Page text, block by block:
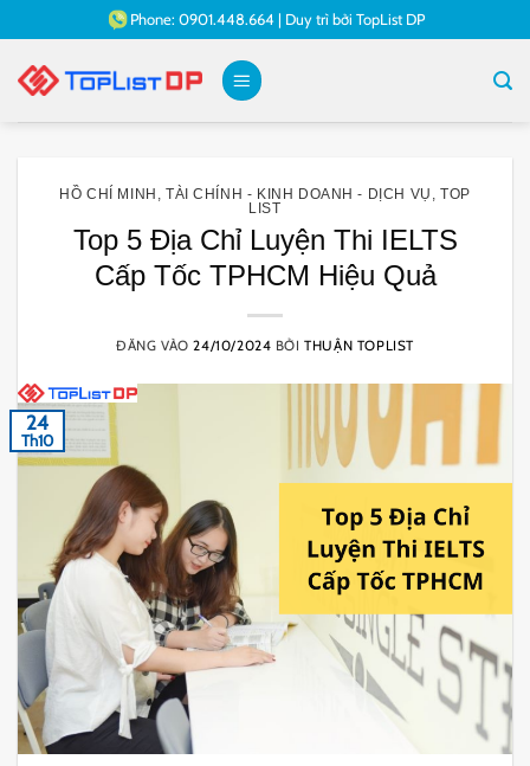
qua
nội
Phone: 0901.448.664| Duy trì bởi TopList DP
HỒ CHÍ MINH TÀI CHÍNH - KINH DOANH - DỊCH VỤ
TOP
LIST
Top 5 Địa Chỉ Luyện Thi IELTS
Cấp Tốc TPHCM Hiệu Quả
ĐĂNG VÀO24/10/2024 BỞITHUẬN TOPLIST
24
Th10